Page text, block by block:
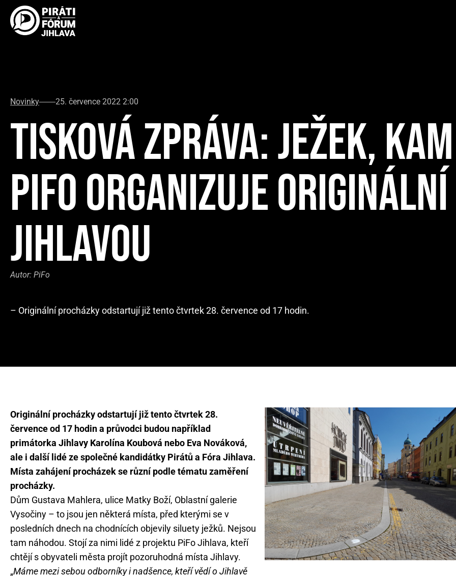
Novinky 25. července 2022 2:00
TISKOVÁ ZPRÁVA: JEŽEK,
PIFO ORGANIZUJE
JIHLAVOU
Autor: PiFo
– Originální procházky odstartují již tento čtvrtek 28. července od 17 hodin.
Originální procházky odstartují již tento čtvrtek 28.
července od 17 hodin a průvodci budou například
primátorka Jihlavy Karolína Koubová nebo Eva Nováková,
ale i další lidé ze společné kandidátky Pirátů a Fóra Jihlava.
Místa zahájení procházek se různí podle tématu zaměření
procházky.
Dům Gustava Mahlera, ulice Matky Boží, Oblastní galerie
Vysočiny – to jsou jen některá místa, před kterými se v
posledních dnech na chodnících objevily siluety ježků. Nejsou
tam náhodou. Stojí za nimi lidé z projektu PiFo Jihlava, kteří
chtějí s obyvateli města projít pozoruhodná místa Jihlavy.
„Máme mezi sebou odborníky i nadšence, kteří vědí o Jihlavě